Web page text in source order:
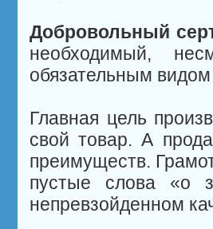
Добровольный
необходимый,
обязательным
Главная цель
свой товар. А
преимуществ.
пустые слова «о
непревзойденном